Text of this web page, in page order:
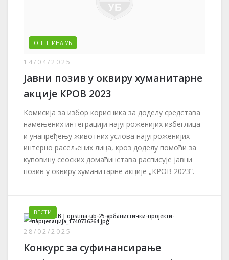
ОПШТИНА УБ
14/04/2025
Јавни позив у оквиру хуманитарне
акције КРОВ 2023
Комисија за избор корисника за доделу средстава
намењених интеграцији најугроженијих избеглица
и унапређењу животних услова најугроженијих
интерно расељених лица, кроз доделу помоћи за
куповину сеоских домаћинстава расписује јавни
позив у оквиру хуманитарне акције „КРОВ 2023”.
ВЕСТИ
28/02/2025
Конкурс за суфинансирање